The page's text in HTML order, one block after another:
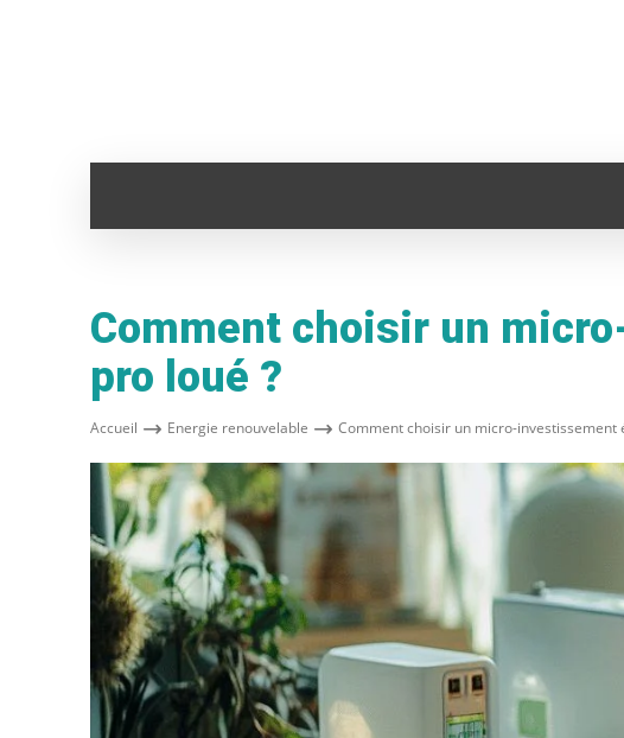
Comment choisir un
pro loué ?
Accueil Energie renouvelable Comment choisir un micro-investissement